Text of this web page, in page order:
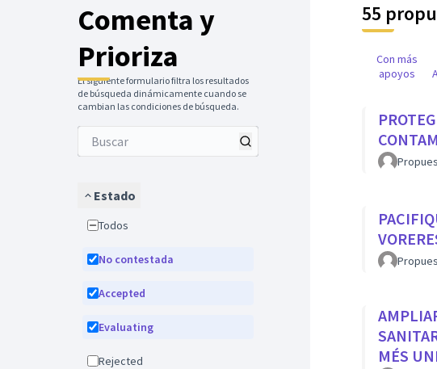
Comenta y
Prioriza
El siguiente formulario filtra los resultados
de búsqueda dinámicamente cuando se
cambian las condiciones de búsqueda.
Estado
Todos
No contestada
Accepted
Evaluating
Rejected
55
Con más
apoyos
MÉS